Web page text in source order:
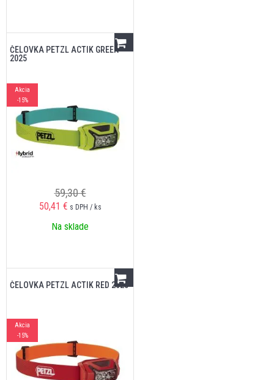
ČELOVKA PETZL ACTIK GREEN
2025
Akcia
-15%
59,30 €
50,41 € s DPH / ks
Na sklade
ČELOVKA PETZL ACTIK RED 2025
Akcia
-15%